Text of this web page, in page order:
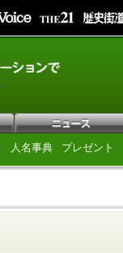
人名事典 プレゼント